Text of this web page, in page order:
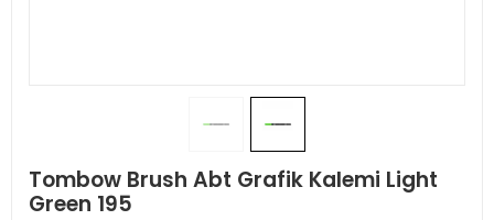
Tombow Brush Abt Grafik Kalemi Light
Green 195